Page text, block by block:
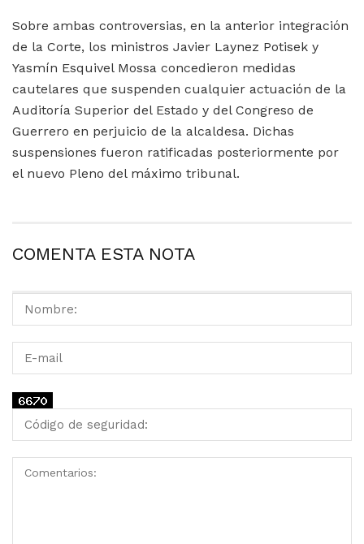
Sobre ambas controversias, en la anterior integración
de la Corte, los ministros Javier Laynez Potisek y
Yasmín Esquivel Mossa concedieron medidas
cautelares que suspenden cualquier actuación de la
Auditoría Superior del Estado y del Congreso de
Guerrero en perjuicio de la alcaldesa. Dichas
suspensiones fueron ratificadas posteriormente por
el nuevo Pleno del máximo tribunal.
COMENTA ESTA NOTA